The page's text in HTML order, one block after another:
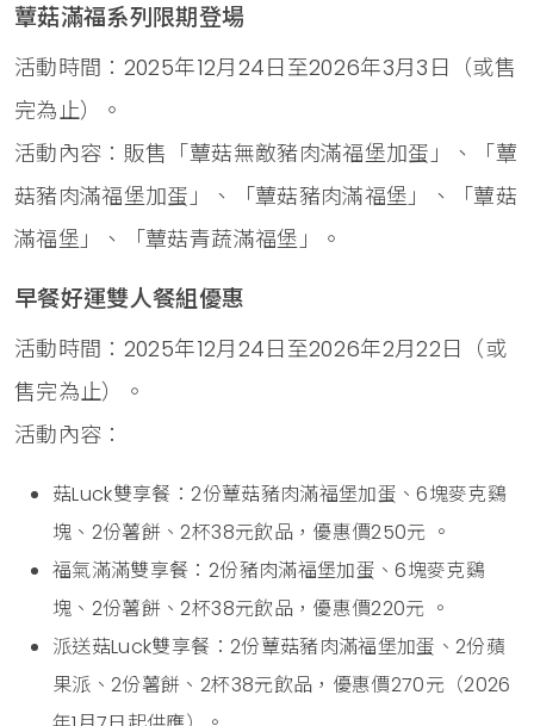
蕈菇滿福系列限期登場
活動時間：2025年12月24日至2026年3月3日（或售
完為止）。
活動內容：販售「蕈菇無敵豬肉滿福堡加蛋」、「蕈
菇豬肉滿福堡加蛋」、「蕈菇豬肉滿福堡」、「蕈菇
滿福堡」、「蕈菇青蔬滿福堡」。
早餐好運雙人餐組優惠
活動時間：2025年12月24日至2026年2月22日（或
售完為止）。
活動內容：
菇Luck雙享餐：2份蕈菇豬肉滿福堡加蛋、6塊麥克鷄
塊、2份薯餅、2杯38元飲品，優惠價250元 。
福氣滿滿雙享餐：2份豬肉滿福堡加蛋、6塊麥克鷄
塊、2份薯餅、2杯38元飲品，優惠價220元 。
派送菇Luck雙享餐：2份蕈菇豬肉滿福堡加蛋、2份蘋
果派、2份薯餅、2杯38元飲品，優惠價270元（2026